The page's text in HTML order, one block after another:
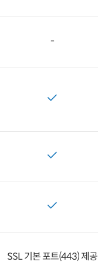
-
SSL 기본 포트(443) 제공